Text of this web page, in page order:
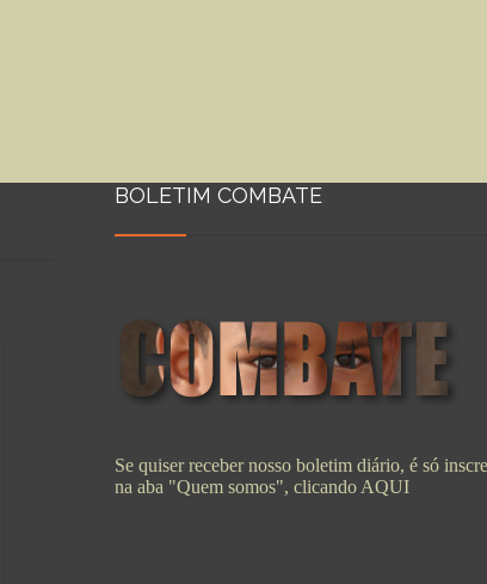
BOLETIM COMBATE
Se quiser receber nosso boletim diário, é só
na aba "Quem somos", clicando AQUI